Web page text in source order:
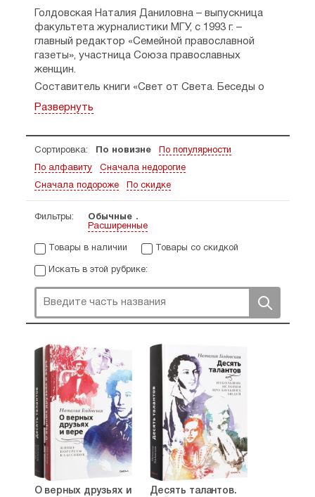
Голдовская Наталия Даниловна – выпускница
факультета журналистики МГУ, с 1993 г. –
главный редактор «Семейной православной
газеты», участница Союза православных
женщин.
Составитель книги «Свет от Света. Беседы о
вере и псалмах», соавтор сборника
«Радуйтесь!», автор труда «О верных друзьях и
Развернуть
Сортировка: По новизне По популярности
По алфавиту Сначала недорогие
Сначала подороже По скидке
Фильтры:
Обычные
Расширенные
Товары в наличии Товары со скидкой
Искать в этой рубрике:
О верных друзьях и
Десять талантов.